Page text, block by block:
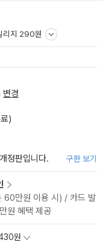
리지 290원
변경
)
정판입니다. 구판 보기
60만원 이용 시) / 카드 발
원 혜택 제공
원